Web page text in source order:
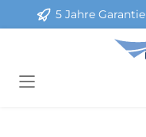
Zum Hauptinhalt5 Jahre Garantie